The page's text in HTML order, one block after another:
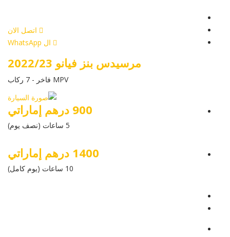
اتصل الان
ال WhatsApp
مرسيدس بنز فيانو 2022/23
MPV فاخر - 7 ركاب
900 درهم إماراتي
5 ساعات (نصف يوم)
1400 درهم إماراتي
10 ساعات (يوم كامل)